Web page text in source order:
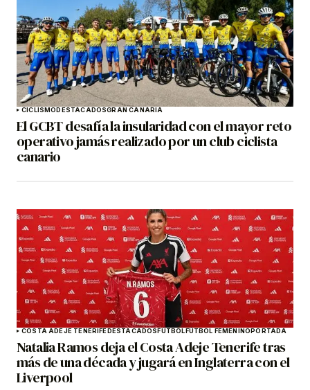
CICLISMODESTACADOSGRAN CANARIA
El GCBT desafía la insularidad con el mayor reto
operativo jamás realizado por un club ciclista
canario
COSTA ADEJE TENERIFEDESTACADOSFÚTBOLFÚTBOL FEMENINOPORTADA
Natalia Ramos deja el Costa Adeje Tenerife tras
más de una década y jugará en Inglaterra con el
Liverpool